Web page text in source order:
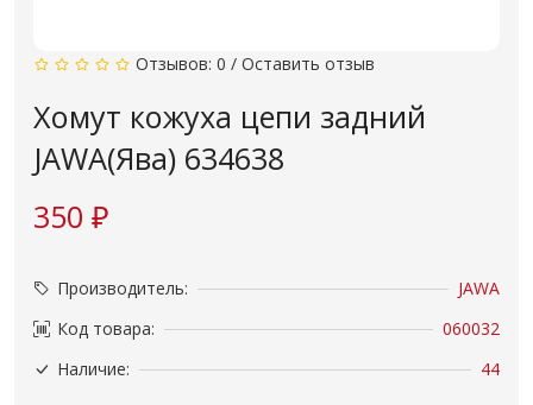
Отзывов: 0 / Оставить отзыв
Хомут кожуха цепи задний
JAWA(Ява) 634638
350 ₽
Производитель:
JAWA
Код товара:
060032
Наличие:
44